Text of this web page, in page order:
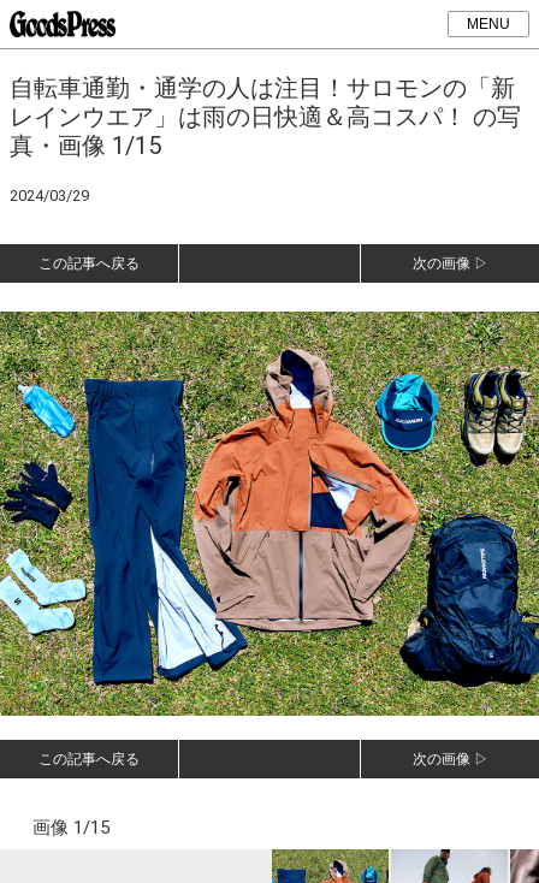
MENU
自転車通勤・通学の人は注目！サロモンの「新
レインウエア」は雨の日快適＆高コスパ！ の写
真・画像 1/15
2024/03/29
この記事へ戻る 次の画像 ▷
この記事へ戻る 次の画像 ▷
画像 1/15